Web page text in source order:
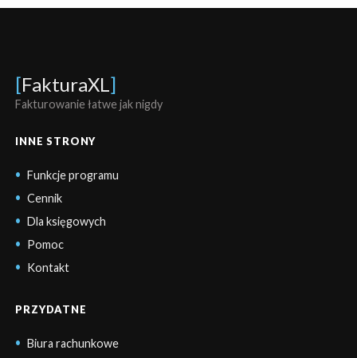
[FakturaXL]
Fakturowanie łatwe jak nigdy
INNE STRONY
Funkcje programu
Cennik
Dla księgowych
Pomoc
Kontakt
PRZYDATNE
Biura rachunkowe